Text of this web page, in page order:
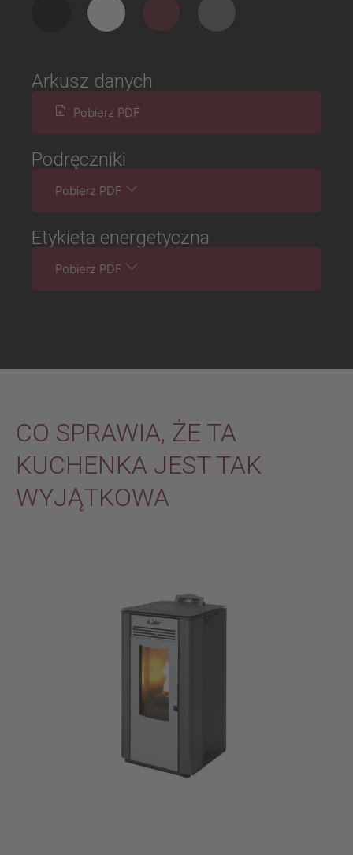
Arkusz danych
Pobierz PDF
Podręczniki
Pobierz PDF
Etykieta energetyczna
Pobierz PDF
CO SPRAWIA, ŻE TA
KUCHENKA JEST TAK
WYJĄTKOWA